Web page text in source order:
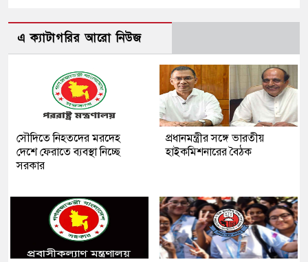
এ ক্যাটাগরির আরো নিউজ
সৌদিতে নিহতদের মরদেহ
দেশে ফেরাতে ব্যবস্থা নিচ্ছে
সরকার
প্রধানমন্ত্রীর সঙ্গে ভারতীয়
হাইকমিশনারের বৈঠক